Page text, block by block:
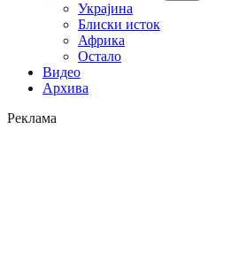
Украјина
Блиски исток
Африка
Остало
Видео
Архива
Реклама